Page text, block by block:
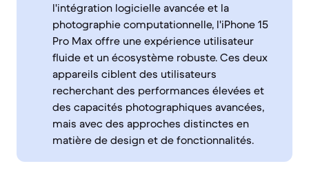
l'intégration logicielle avancée et la
photographie computationnelle, l'iPhone 15
Pro Max offre une expérience utilisateur
fluide et un écosystème robuste. Ces deux
appareils ciblent des utilisateurs
recherchant des performances élevées et
des capacités photographiques avancées,
mais avec des approches distinctes en
matière de design et de fonctionnalités.